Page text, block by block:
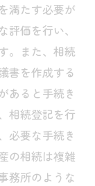
満たす必要が
価を行い、
。また、相続
書を作成する
あると手続き
相続登記を行
必要な手続き
の相続は複雑
務所のような